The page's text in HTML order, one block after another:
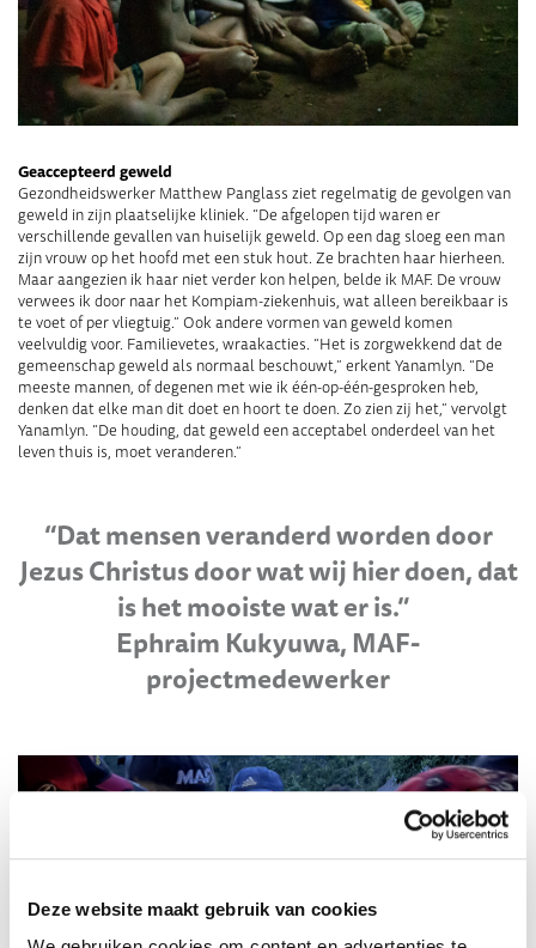
Deze website maakt gebruik van cookies
Geaccepteerd geweld
Gezondheidswerker Matthew Panglass ziet regelmatig de gevolgen van
geweld in zijn plaatselijke kliniek. “De afgelopen tijd waren er
verschillende gevallen van huiselijk geweld. Op een dag sloeg een man
zijn vrouw op het hoofd met een stuk hout. Ze brachten haar hierheen.
Maar aangezien ik haar niet verder kon helpen, belde ik MAF. De vrouw
verwees ik door naar het Kompiam-ziekenhuis, wat alleen bereikbaar is
te voet of per vliegtuig.” Ook andere vormen van geweld komen
veelvuldig voor. Familievetes, wraakacties. “Het is zorgwekkend dat de
gemeenschap geweld als normaal beschouwt,” erkent Yanamlyn. “De
meeste mannen, of degenen met wie ik één-op-één-gesproken heb,
denken dat elke man dit doet en hoort te doen. Zo zien zij het,” vervolgt
Yanamlyn. “De houding, dat geweld een acceptabel onderdeel van het
leven thuis is, moet veranderen.”
“Dat mensen veranderd worden door
Jezus Christus door wat wij hier doen, dat
is het mooiste wat er is.”
Ephraim Kukyuwa, MAF-
projectmedewerker